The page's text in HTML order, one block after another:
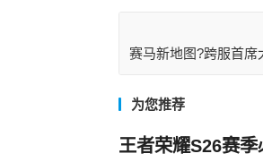
赛马新地图?跨服首席
为您推荐
王者荣耀S26赛季